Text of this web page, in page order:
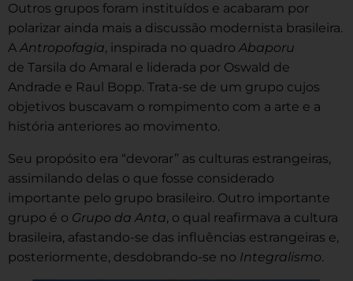
Outros grupos foram instituídos e acabaram por
polarizar ainda mais a discussão modernista brasileira.
AAntropofagia, inspirada no quadroAbaporu
de Tarsila do Amaral e liderada por Oswald de
Andrade e Raul Bopp. Trata-se de um grupo cujos
objetivos buscavam o rompimento com a arte e a
história anteriores ao movimento.
Seu propósito era “devorar” as culturas estrangeiras,
assimilando delas o que fosse considerado
importante pelo grupo brasileiro. Outro importante
grupo é o Grupo da Anta, o qual reafirmava a cultura
brasileira, afastando-se das influências estrangeiras e,
posteriormente, desdobrando-se no Integralismo.